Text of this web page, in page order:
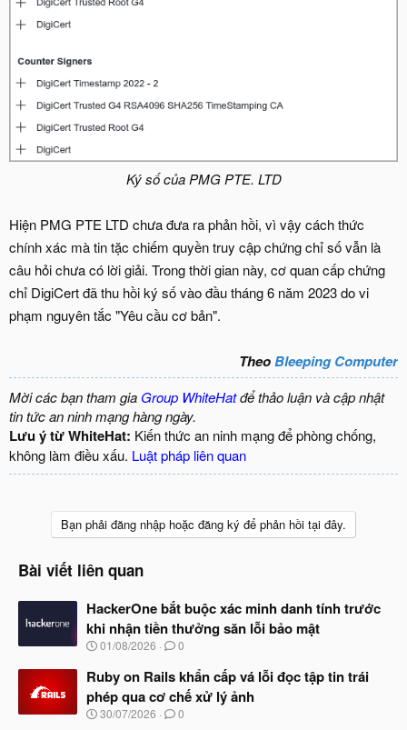
Ký số của PMG PTE. LTD
Hiện PMG PTE LTD chưa đưa ra phản hồi, vì vậy cách thức
chính xác mà tin tặc chiếm quyền truy cập chứng chỉ số vẫn là
câu hỏi chưa có lời giải. Trong thời gian này, cơ quan cấp chứng
chỉ DigiCert đã thu hồi ký số vào đầu tháng 6 năm 2023 do vi
phạm nguyên tắc "Yêu cầu cơ bản".
TheoBleeping Computer
Mời các bạn tham gia Group WhiteHatđể thảo luận và cập nhật
tin tức an ninh mạng hàng ngày.
Lưu ý từ WhiteHat: Kiến thức an ninh mạng để phòng chống,
không làm điều xấu. Luật pháp liên quan
Bạn phải đăng nhập hoặc đăng ký để phản hồi tại đây.
Bài viết liên quan
HackerOne bắt buộc xác minh danh tính trước
khi nhận tiền thưởng săn lỗi bảo mật
N
à
b
ắ
01/08/2026 0
Ruby on Rails khẩn cấp vá lỗi đọc tập tin trái
phép qua cơ chế xử lý ảnh
N
30/07/2026 0